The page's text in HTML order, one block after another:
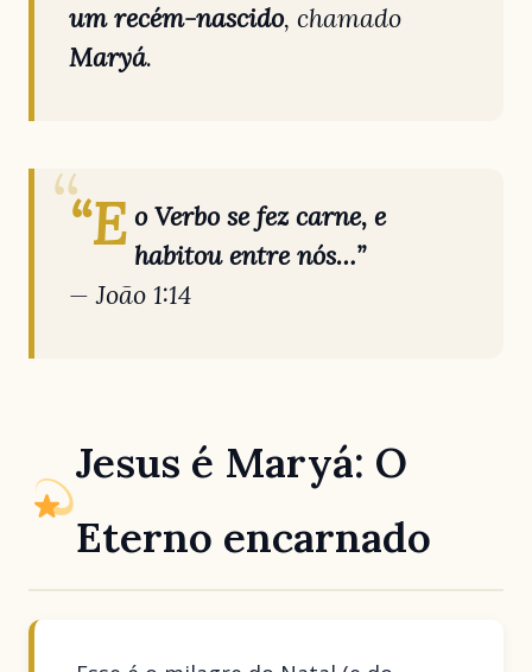
um recém-nascido, chamado
Maryá.
“E o Verbo se fez carne, e
habitou entre nós…”
—João 1:14
Jesus é Maryá: O
Eterno encarnado